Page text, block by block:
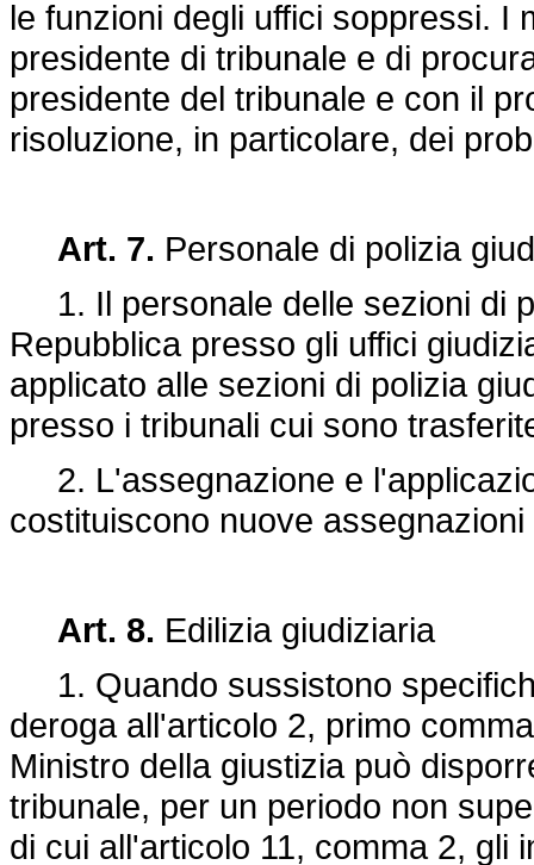
le funzioni degli uffici soppressi. I
presidente di tribunale e di
presidente del tribunale e con il
risoluzione, in particolare, dei
Art. 7. Personale di polizia
1. Il personale delle sezioni di
Repubblica presso gli uffici
applicato alle sezioni di polizia
presso i tribunali cui sono
2. L'assegnazione e
costituiscono nuove
Art. 8. Edilizia giudiziaria
1. Quando sussistono
deroga all'articolo 2, primo
Ministro della giustizia può
tribunale, per un periodo non
di cui all'articolo 11, comma 2, gli